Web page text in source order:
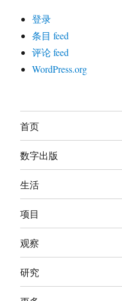
登录
条目 feed
评论 feed
WordPress.org
首页
数字出版
生活
项目
观察
研究